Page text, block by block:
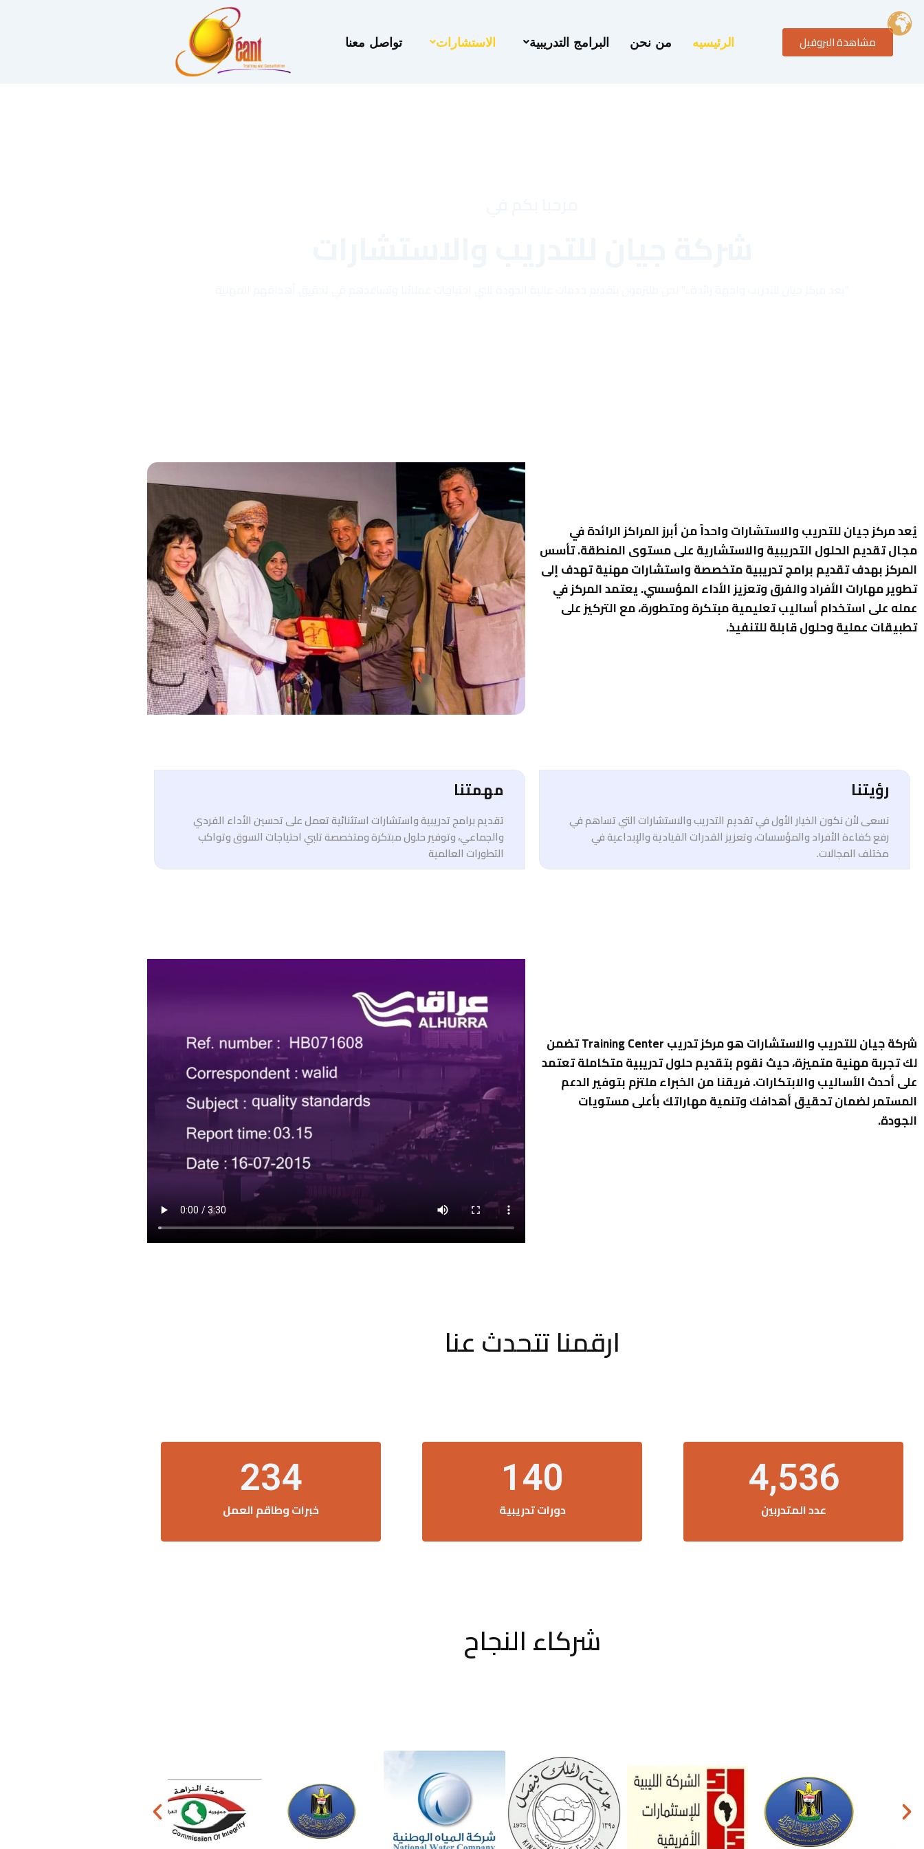
تخطي
إلى
مشاهدة البروفيل الرئيسيه من نحن البرامج التدريبية الاستشارات تواصل معنا
يُعد مركز جيان للتدريب والاستشارات واحداً من أبرز المراكز الرائدة في
مجال تقديم الحلول التدريبية والاستشارية على مستوى المنطقة. تأسس
المركز بهدف تقديم برامج تدريبية متخصصة واستشارات مهنية تهدف إلى
تطوير مهارات الأفراد والفرق وتعزيز الأداء المؤسسي. يعتمد المركز في
عمله على استخدام أساليب تعليمية مبتكرة ومتطورة، مع التركيز على
تطبيقات عملية وحلول قابلة للتنفيذ.
رؤيتنا
نسعى لأن نكون الخيار الأول في تقديم التدريب والاستشارات التي تساهم في
رفع كفاءة الأفراد والمؤسسات، وتعزيز القدرات القيادية والإبداعية في
مختلف المجالات.
مهمتنا
تقديم برامج تدريبية واستشارات استثنائية تعمل على تحسين الأداء الفردي
والجماعي، وتوفير حلول مبتكرة ومتخصصة تلبي احتياجات السوق وتواكب
التطورات العالمية
شركة جيان للتدريب والاستشارات هو مركز تدريب Training Center تضمن
لك تجربة مهنية متميزة، حيث نقوم بتقديم حلول تدريبية متكاملة تعتمد
على أحدث الأساليب والابتكارات. فريقنا من الخبراء ملتزم بتوفير الدعم
المستمر لضمان تحقيق أهدافك وتنمية مهاراتك بأعلى مستويات
الجودة.
ارقمنا تتحدث عنا
عدد المتدربين
4,536
دورات تدريبية
140
خبرات وطاقم العمل
234
شركاء النجاح